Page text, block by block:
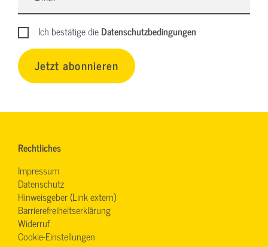
Ich bestätige dieDatenschutzbedingungen
Jetzt abonnieren
Rechtliches
Impressum
Datenschutz
Hinweisgeber (Link extern)
Barrierefreiheitserklärung
Widerruf
Cookie-Einstellungen